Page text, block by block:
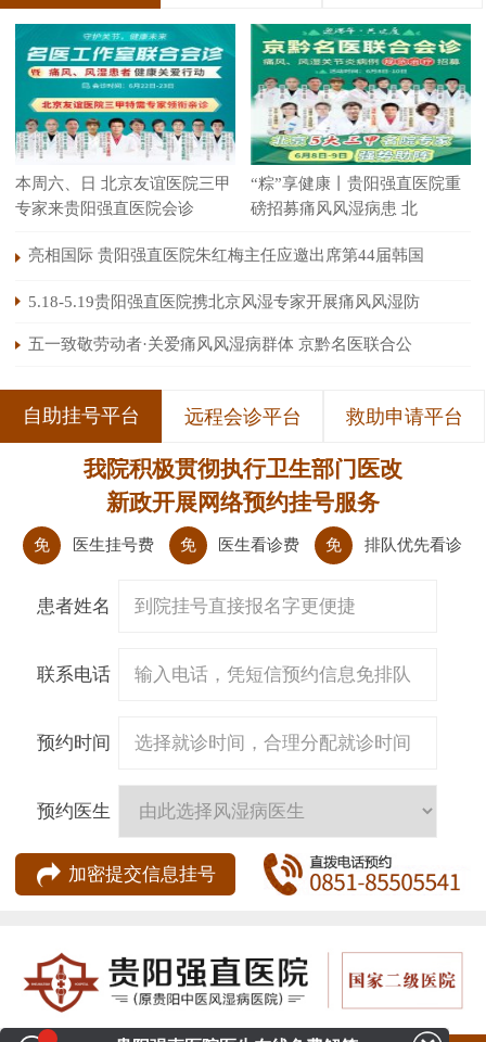
本周六、日 北京友谊医院三甲
专家来贵阳强直医院会诊
“粽”享健康丨贵阳强直医院重
磅招募痛风风湿病患 北
亮相国际 贵阳强直医院朱红梅主任应邀出席第44届韩国
5.18-5.19贵阳强直医院携北京风湿专家开展痛风风湿防
五一致敬劳动者·关爱痛风风湿病群体 京黔名医联合公
自助挂号平台 远程会诊平台 救助申请平台
我院积极贯彻执行卫生部门医改
新政开展网络预约挂号服务
免 医生挂号费 免 医生看诊费 免 排队优先看诊
患者姓名
联系电话
预约时间
预约医生